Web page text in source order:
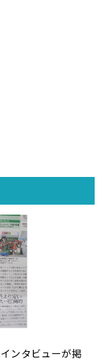
ンタビューが掲